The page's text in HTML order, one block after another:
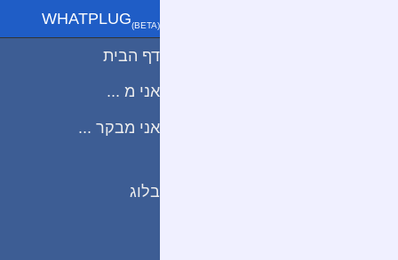
WHATPLUG(ΒETA)
דף הבית
אני מ ...
אני מבקר ...
בלוג